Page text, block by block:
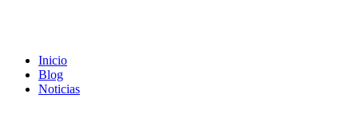
Inicio
Blog
Noticias